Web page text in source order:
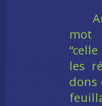
mot
les
dons